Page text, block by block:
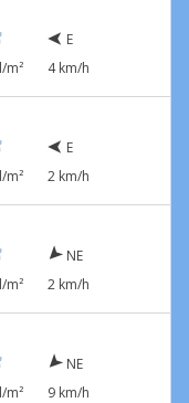
m²
E
4 km/h
m²
E
2 km/h
m²
NE
2 km/h
m²
NE
9 km/h